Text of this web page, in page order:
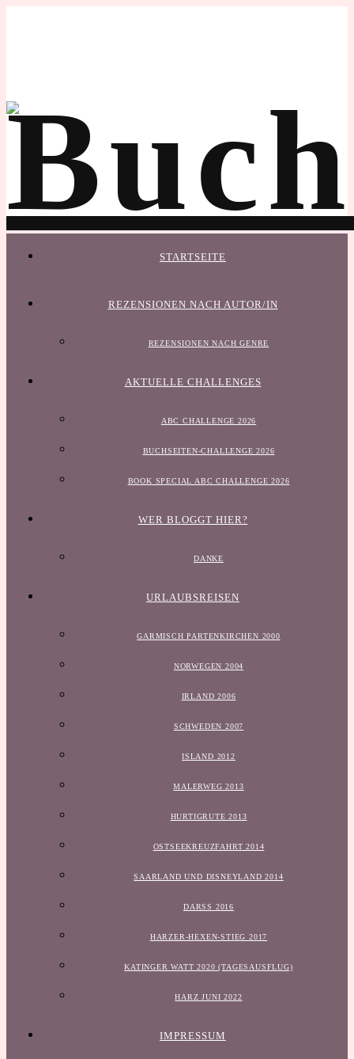
STARTSEITE
REZENSIONEN NACH AUTOR/IN
REZENSIONEN NACH GENRE
AKTUELLE CHALLENGES
ABC CHALLENGE 2026
BUCHSEITEN-CHALLENGE 2026
BOOK SPECIAL ABC CHALLENGE 2026
WER BLOGGT HIER?
DANKE
URLAUBSREISEN
GARMISCH PARTENKIRCHEN 2000
NORWEGEN 2004
IRLAND 2006
SCHWEDEN 2007
ISLAND 2012
MALERWEG 2013
HURTIGRUTE 2013
OSTSEEKREUZFAHRT 2014
SAARLAND UND DISNEYLAND 2014
DARSS 2016
HARZER-HEXEN-STIEG 2017
KATINGER WATT 2020 (TAGESAUSFLUG)
HARZ JUNI 2022
IMPRESSUM